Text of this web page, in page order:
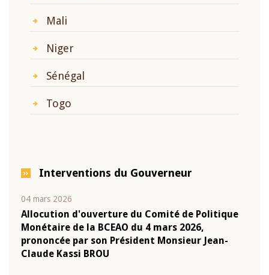
Mali
Niger
Sénégal
Togo
Interventions du Gouverneur
04 mars 2026
Allocution d'ouverture du Comité de Politique
Monétaire de la BCEAO du 4 mars 2026,
prononcée par son Président Monsieur Jean-
Claude Kassi BROU